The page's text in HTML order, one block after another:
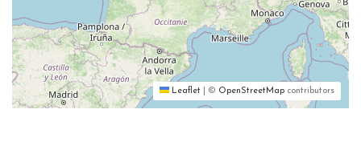
Leaflet © OpenStreetMap contributors